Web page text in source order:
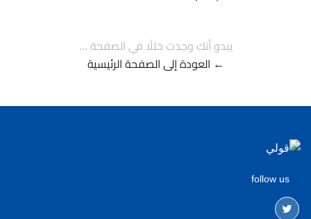
يبدو أنك وجدت خللًا في الصفحة ...
← العودة إلى الصفحة الرئيسية
follow us